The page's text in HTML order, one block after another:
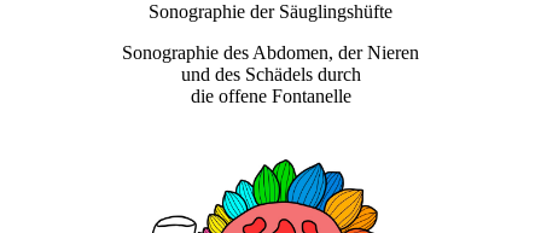
Sonographie der Säuglingshüfte
Sonographie des Abdomen, der Nieren
und des Schädels durch
die offene Fontanelle